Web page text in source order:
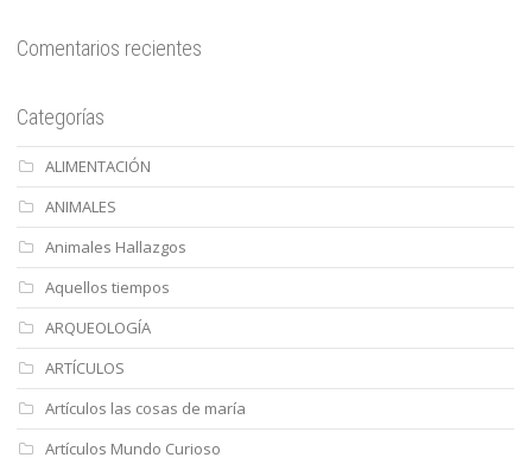
Comentarios recientes
Categorías
ALIMENTACIÓN
ANIMALES
Animales Hallazgos
Aquellos tiempos
ARQUEOLOGÍA
ARTÍCULOS
Artículos las cosas de maría
Artículos Mundo Curioso